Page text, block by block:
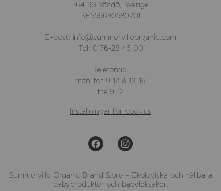
764 93 Väddö, Sverige
SE556690580701
E-post: info@summervilleorganic.com
Tel: 0176-28 46 00
Telefontid:
mån-tor 9-12 & 13-16
fre 9-12
Inställningar för cookies
Summerville Organic Brand Store - Ekologiska och hållbara
babyprodukter och babyleksaker.